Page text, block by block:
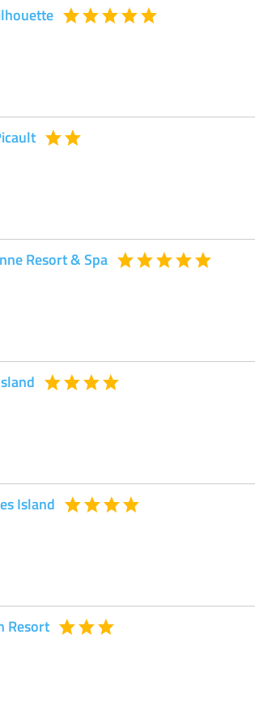
Resort & Spa
Island
Resort